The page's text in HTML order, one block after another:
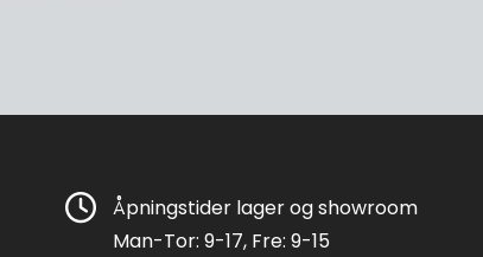
Åpningstider lager og showroom
Man-Tor: 9-17, Fre: 9-15